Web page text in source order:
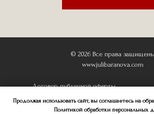
Договор публичной оферты
Политика обработки персональных
© 2026 Все права
www.julibaranova.com
Продолжая использовать сайт, вы соглашаетесь на
Политикой обработки персональных